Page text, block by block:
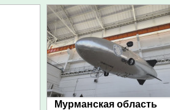
Мурманская область